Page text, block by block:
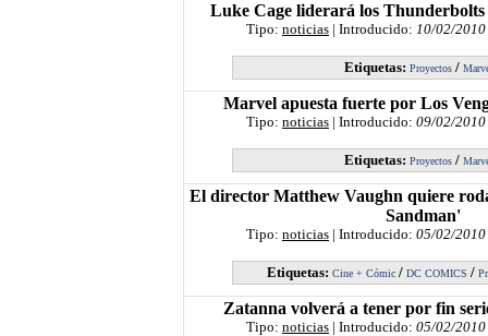
Luke Cage liderará los
Tipo: noticias | Introducido: 10/02/2010
Etiquetas: Proyectos /
Marvel apuesta fuerte por Los
Tipo: noticias | Introducido: 09/02/2010
Etiquetas: Proyectos /
El director Matthew Vaughn quiere
Sandman'
Tipo: noticias | Introducido: 05/02/2010
Etiquetas: Cine + Cómic / DC COMICS /
Zatanna volverá a tener por fin
Tipo: noticias | Introducido: 05/02/2010